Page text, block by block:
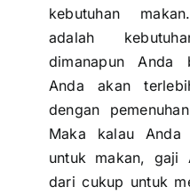
kebutuhan
adalah
dimanapun Anda
Anda akan
dengan
Maka kalau
untuk makan, gaji
dari cukup untuk